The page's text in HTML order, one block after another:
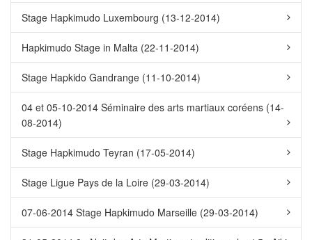
Stage Hapkimudo Luxembourg (13-12-2014)
Hapkimudo Stage in Malta (22-11-2014)
Stage Hapkido Gandrange (11-10-2014)
04 et 05-10-2014 Séminaire des arts martiaux coréens (14-
08-2014)
Stage Hapkimudo Teyran (17-05-2014)
Stage Ligue Pays de la Loire (29-03-2014)
07-06-2014 Stage Hapkimudo Marseille (29-03-2014)